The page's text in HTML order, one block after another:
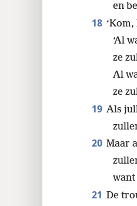
en
18
‘Al
ze
Al
ze
19 Als
20 Maar
want
21 De